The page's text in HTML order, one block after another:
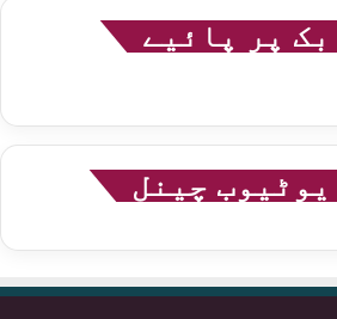
پر پائیے
یوٹیوب چینل